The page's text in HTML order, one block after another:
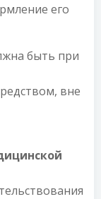
его
быть при
вне